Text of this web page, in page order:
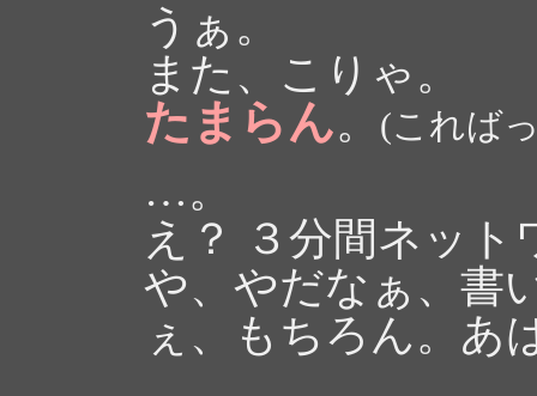
うぁ。
また、こりゃ。
たまらん。 (これば
…。
え？ ３分間ネット
や、やだなぁ、書
ぇ、もちろん。あ